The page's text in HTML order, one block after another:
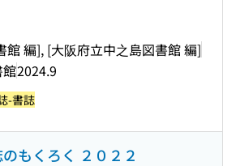
館 編], [大阪府立中之島図書館 編]
2024.9
-書誌
もくろく ２０２２